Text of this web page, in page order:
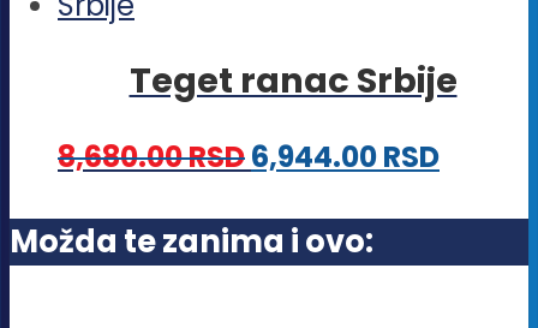
stranici
proizvoda.
varijanti.
mogu
biti
izabrane
Teget ranac Srbije
8,680.00RSD6,944.00RSD
Možda te zanima i ovo: